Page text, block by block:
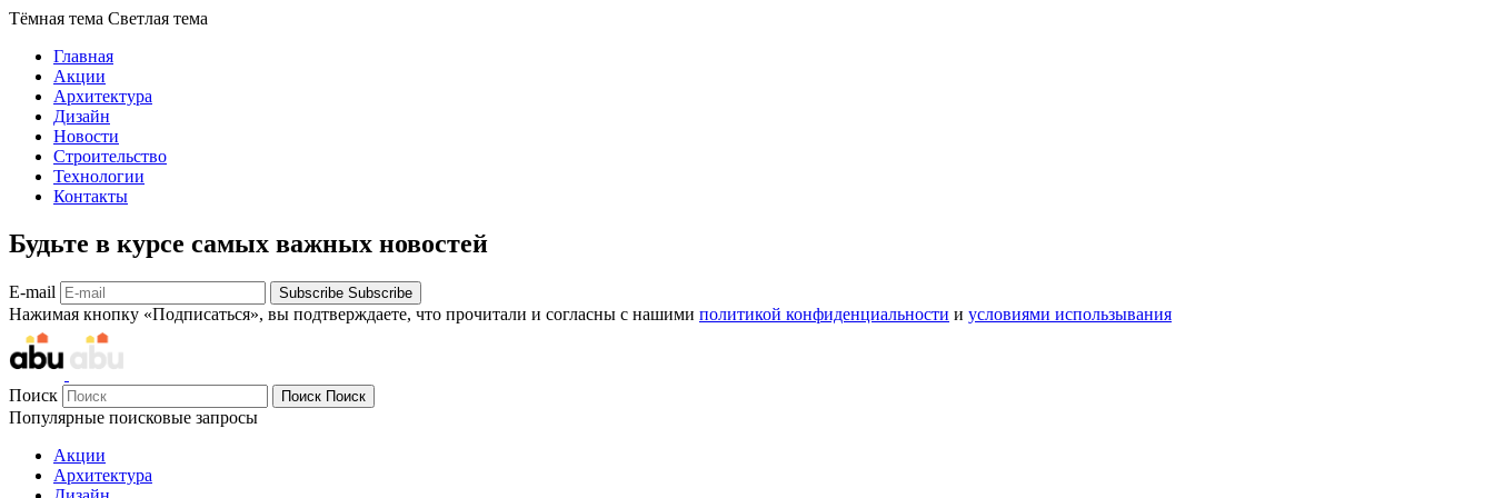
Тёмная тема Светлая тема
Главная
Акции
Архитектура
Дизайн
Новости
Строительство
Технологии
Контакты
Будьте в курсе самых важных новостей
E-mail Subscribe Subscribe
Нажимая кнопку «Подписаться», вы подтверждаете, что прочитали и согласны с нашими политикой конфиденциальности и условиями использывания
Поиск Поиск Поиск
Популярные поисковые запросы
Акции
Архитектура